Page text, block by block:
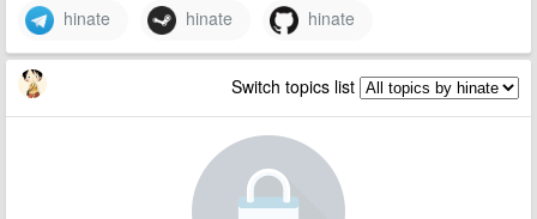
hinate hinate hinate
Switch topics list